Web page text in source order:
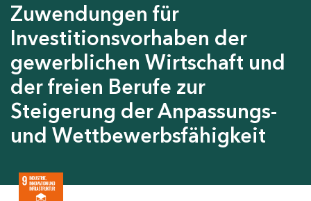
Zuwendungen für
Investitionsvorhaben der
gewerblichen Wirtschaft und
der freien Berufe zur
Steigerung der Anpassungs-
und Wettbewerbsfähigkeit